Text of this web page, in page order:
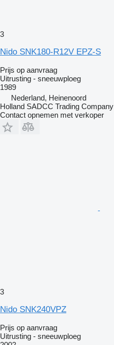
3
Nido SNK180-R12V EPZ-S
Prijs op aanvraag
Uitrusting - sneeuwploeg
1989
Nederland, Heinenoord
Holland SADCC Trading Company
Contact opnemen met verkoper
3
Nido SNK240VPZ
Prijs op aanvraag
Uitrusting - sneeuwploeg